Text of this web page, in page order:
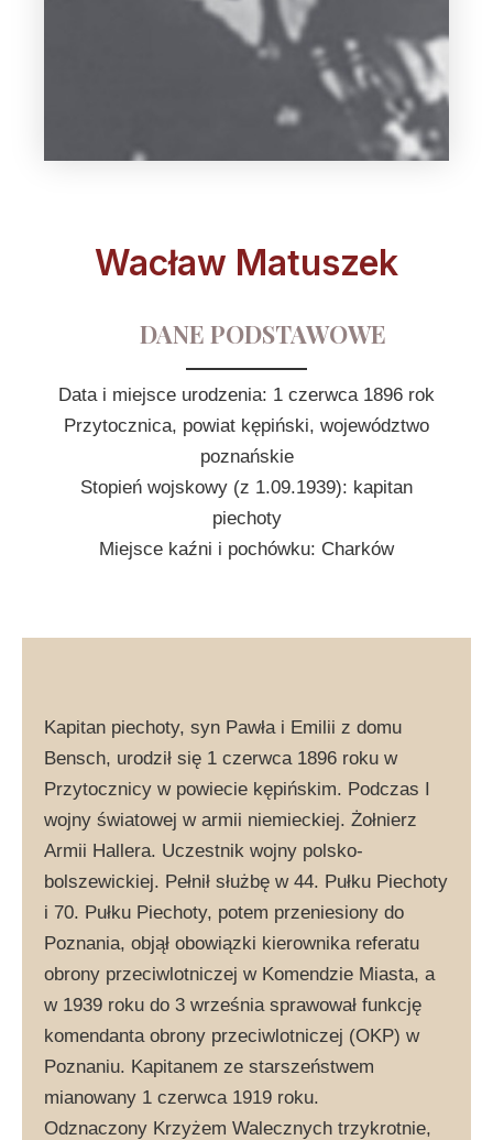
Wacław Matuszek
DANE PODSTAWOWE
Data i miejsce urodzenia: 1 czerwca 1896 rok
Przytocznica, powiat kępiński, województwo
poznańskie
Stopień wojskowy (z 1.09.1939): kapitan
piechoty
Miejsce kaźni i pochówku: Charków
Kapitan piechoty, syn Pawła i Emilii z domu
Bensch, urodził się 1 czerwca 1896 roku w
Przytocznicy w powiecie kępińskim. Podczas I
wojny światowej w armii niemieckiej. Żołnierz
Armii Hallera. Uczestnik wojny polsko-
bolszewickiej. Pełnił służbę w 44. Pułku Piechoty
i 70. Pułku Piechoty, potem przeniesiony do
Poznania, objął obowiązki kierownika referatu
obrony przeciwlotniczej w Komendzie Miasta, a
w 1939 roku do 3 września sprawował funkcję
komendanta obrony przeciwlotniczej (OKP) w
Poznaniu. Kapitanem ze starszeństwem
mianowany 1 czerwca 1919 roku.
Odznaczony Krzyżem Walecznych trzykrotnie,